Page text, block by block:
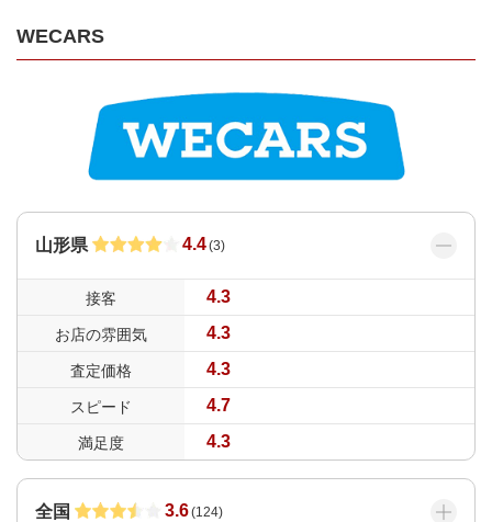
WECARS
山形県 4.4(3)
接客 4.3
お店の雰囲気 4.3
査定価格 4.3
スピード 4.7
満足度 4.3
全国 3.6(124)